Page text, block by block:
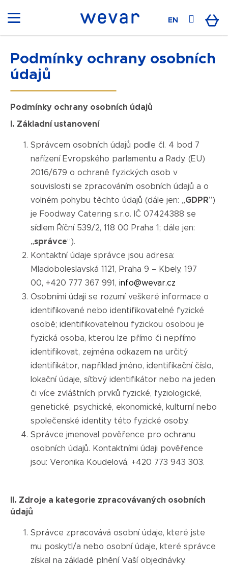
EN
Podmínky ochrany osobních
údajů
Podmínky ochrany osobních údajů
I. Základní ustanovení
Správcem osobních údajů podle čl. 4 bod 7
nařízení Evropského parlamentu a Rady, (EU)
2016/679 o ochraně fyzických osob v
souvislosti se zpracováním osobních údajů a o
volném pohybu těchto údajů (dále jen: „GDPR”)
je Foodway Catering s.r.o. IČ 07424388 se
sídlem Říční 539/2, 118 00 Praha 1; dále jen:
„správce“).
Kontaktní údaje správce jsou adresa:
Mladoboleslavská 1121, Praha 9 – Kbely, 197
00, +420 777 367 991, info@wevar.cz
Osobními údaji se rozumí veškeré informace o
identifikované nebo identifikovatelné fyzické
osobě; identifikovatelnou fyzickou osobou je
fyzická osoba, kterou lze přímo či nepřímo
identifikovat, zejména odkazem na určitý
identifikátor, například jméno, identifikační číslo,
lokační údaje, síťový identifikátor nebo na jeden
či více zvláštních prvků fyzické, fyziologické,
genetické, psychické, ekonomické, kulturní nebo
společenské identity této fyzické osoby.
Správce jmenoval pověřence pro ochranu
osobních údajů. Kontaktními údaji pověřence
jsou: Veronika Koudelová, +420 773 943 303.
II. Zdroje a kategorie zpracovávaných osobních
údajů
Správce zpracovává osobní údaje, které jste
mu poskytl/a nebo osobní údaje, které správce
získal na základě plnění Vaší objednávky.
C
o
p
o
t
ř
Hledat